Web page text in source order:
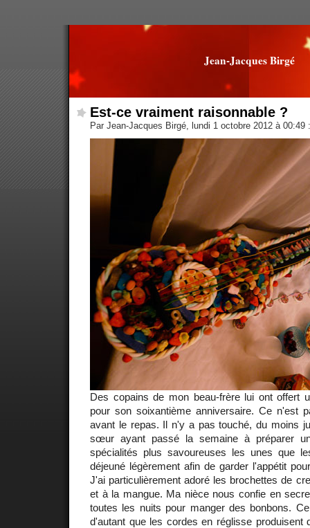
Jean-Jacques Birgé
Est-ce vraiment raisonnable ?
Par Jean-Jacques Birgé, lundi 1 octobre 2012 à 00:49
Des copains de mon beau-frère lui ont offert
pour son soixantième anniversaire. Ce n'est
avant le repas. Il n'y a pas touché, du moins
sœur ayant passé la semaine à préparer
spécialités plus savoureuses les unes que
déjeuné légèrement afin de garder l'appétit
J'ai particulièrement adoré les brochettes de
et à la mangue. Ma nièce nous confie en
toutes les nuits pour manger des bonbons.
d'autant que les cordes en réglisse produisent